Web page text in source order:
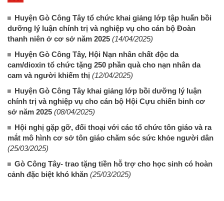
Huyện Gò Công Tây tổ chức khai giảng lớp tập huấn bồi
dưỡng lý luận chính trị và nghiệp vụ cho cán bộ Đoàn
thanh niên ở cơ sở năm 2025 (14/04/2025)
Huyện Gò Công Tây, Hội Nạn nhân chất độc da
cam/dioxin tổ chức tặng 250 phần quà cho nạn nhân da
cam và người khiếm thị (12/04/2025)
Huyện Gò Công Tây khai giảng lớp bồi dưỡng lý luận
chính trị và nghiệp vụ cho cán bộ Hội Cựu chiến binh cơ
sở năm 2025 (08/04/2025)
Hội nghị gặp gỡ, đối thoại với các tổ chức tôn giáo và ra
mắt mô hình cơ sở tôn giáo chăm sóc sức khỏe người dân
(25/03/2025)
Gò Công Tây- trao tặng tiền hỗ trợ cho học sinh có hoàn
cảnh đặc biệt khó khăn (25/03/2025)